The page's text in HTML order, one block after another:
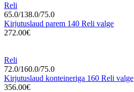
Reli
65.0/138.0/75.0
Kirjutuslaud parem 140 Reli valge
272.00€
Reli
72.0/160.0/75.0
Kirjutuslaud konteineriga 160 Reli valge
356.00€